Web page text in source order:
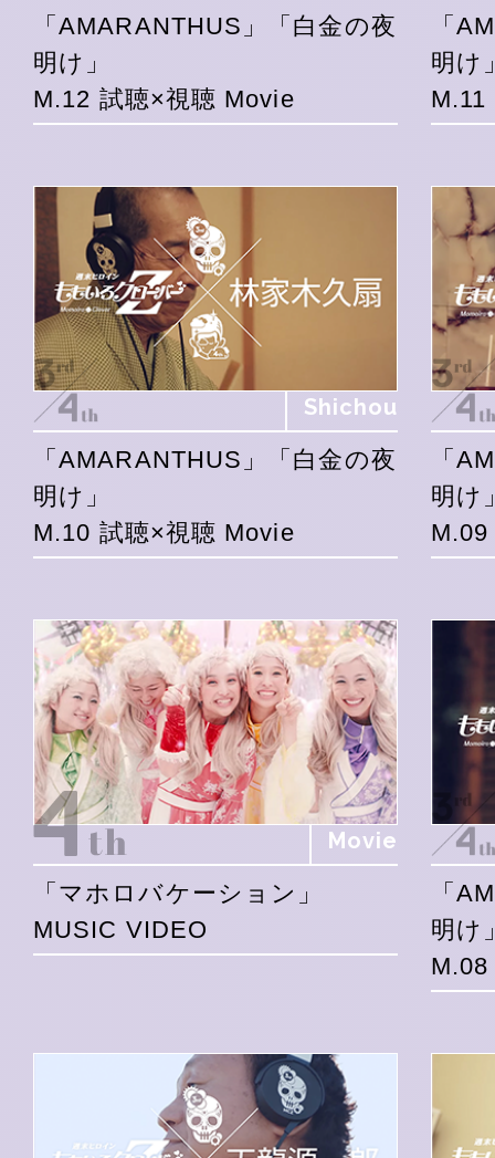
「AMARANTHUS」「白金の夜
明け」
M.12 試聴×視聴 Movie
「
明け
Shichou
「AMARANTHUS」「白金の夜
明け」
M.10 試聴×視聴 Movie
「
明け
Movie
「マホロバケーション」
MUSIC VIDEO
「
明け